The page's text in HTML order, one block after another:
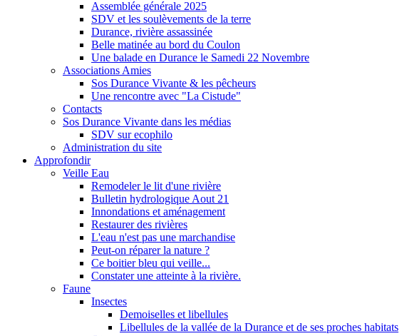
Assemblée générale 2025
SDV et les soulèvements de la terre
Durance, rivière assassinée
Belle matinée au bord du Coulon
Une balade en Durance le Samedi 22 Novembre
Associations Amies
Sos Durance Vivante & les pêcheurs
Une rencontre avec "La Cistude"
Contacts
Sos Durance Vivante dans les médias
SDV sur ecophilo
Administration du site
Approfondir
Veille Eau
Remodeler le lit d'une rivière
Bulletin hydrologique Aout 21
Innondations et aménagement
Restaurer des rivières
L'eau n'est pas une marchandise
Peut-on réparer la nature ?
Ce boitier bleu qui veille...
Constater une atteinte à la rivière.
Faune
Insectes
Demoiselles et libellules
Libellules de la vallée de la Durance et de ses proches habitats